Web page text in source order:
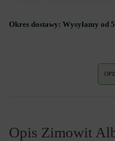
Okres dostawy: Wysyłamy od
Opis Zimowit